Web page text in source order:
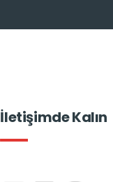
İletişimde Kalın